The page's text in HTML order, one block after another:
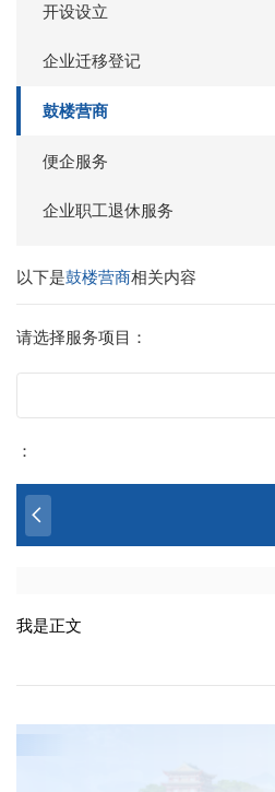
开设设立
企业迁移登记
鼓楼营商
便企服务
企业职工退休服务
以下是鼓楼营商相关内容
请选择服务项目：
：
我是正文